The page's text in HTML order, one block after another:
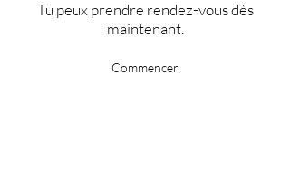
Tu peux prendre rendez-vous dès
maintenant.
Commencer